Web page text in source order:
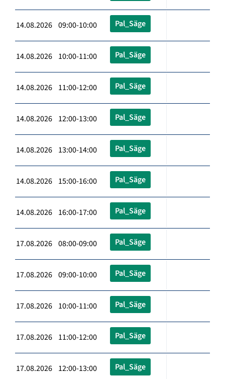
14.08.2026 09:00-10:00 Pal_Säge
14.08.2026 10:00-11:00 Pal_Säge
14.08.2026 11:00-12:00 Pal_Säge
14.08.2026 12:00-13:00 Pal_Säge
14.08.2026 13:00-14:00 Pal_Säge
14.08.2026 15:00-16:00 Pal_Säge
14.08.2026 16:00-17:00 Pal_Säge
17.08.2026 08:00-09:00 Pal_Säge
17.08.2026 09:00-10:00 Pal_Säge
17.08.2026 10:00-11:00 Pal_Säge
17.08.2026 11:00-12:00 Pal_Säge
17.08.2026 12:00-13:00 Pal_Säge